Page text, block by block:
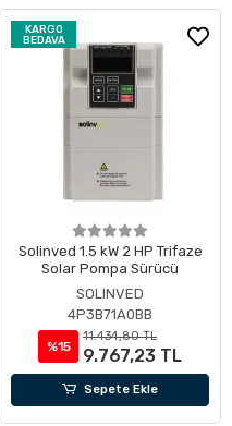
KARGO
BEDAVA
Solinved 1.5 kW 2 HP Trifaze
Solar Pompa Sürücü
SOLINVED
4P3B71A0BB
%15
11.434,80 TL
9.767,23 TL
Sepete Ekle